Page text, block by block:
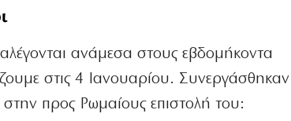
ανάμεσα στους εβδομήκοντα
στις 4 Ιανουαρίου. Συνεργάσθηκαν
προς Ρωμαίους επιστολή του: